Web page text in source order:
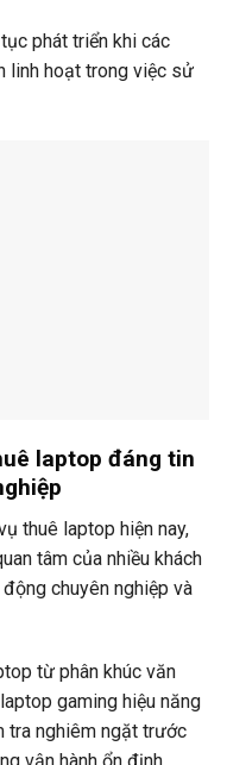
phát triển khi các
linh hoạt trong việc sử
laptop đáng tin
thuê laptop hiện nay,
tâm của nhiều khách
chuyên nghiệp và
từ phân khúc văn
gaming hiệu năng
tra nghiêm ngặt trước